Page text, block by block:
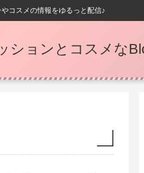
コスメの情報をゆるっと配信♪
ションとコスメな